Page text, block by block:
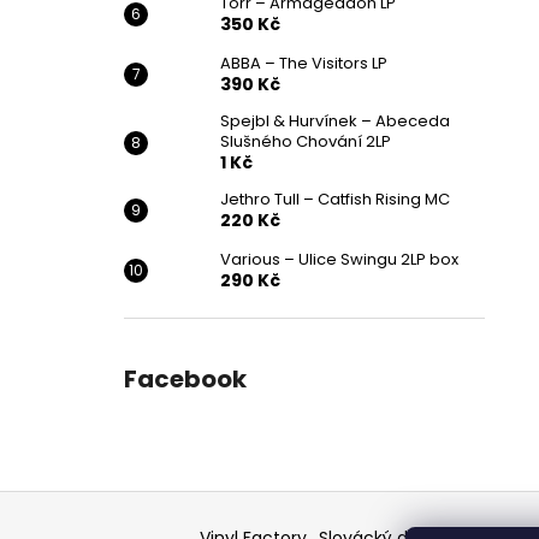
350 Kč
ABBA – The Visitors LP
390 Kč
Spejbl & Hurvínek – Abeceda
Slušného Chování 2LP
1 Kč
Jethro Tull – Catfish Rising MC
220 Kč
Various ‎– Ulice Swingu 2LP box
290 Kč
Facebook
Z